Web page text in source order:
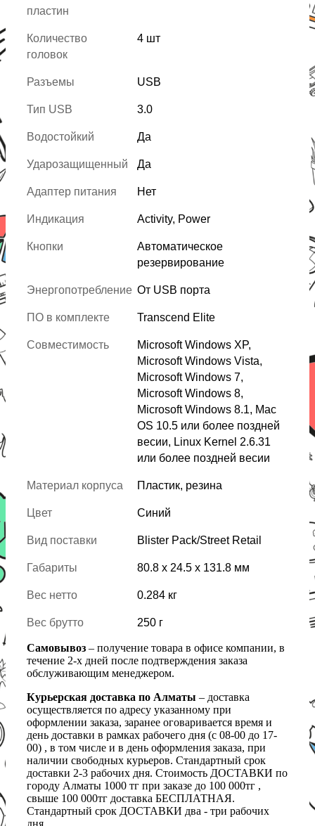
пластин
Количество
головок
4 шт
Разъемы USB
Тип USB 3.0
Водостойкий Да
Ударозащищенный Да
Адаптер питания Нет
Индикация Activity, Power
Кнопки
Автоматическое
резервирование
Энергопотребление От USB порта
ПО в комплекте Transcend Elite
Совместимость
Microsoft Windows XP,
Microsoft Windows Vista,
Microsoft Windows 7,
Microsoft Windows 8,
Microsoft Windows 8.1, Mac
OS 10.5 или более поздней
весии, Linux Kernel 2.6.31
или более поздней весии
Материал корпуса Пластик, резина
Цвет Синий
Вид поставки Blister Pack/Street Retail
Габариты 80.8 x 24.5 x 131.8 мм
Вес нетто 0.284 кг
Вес брутто 250 г
Самовывоз – получение товара в офисе компании, в
течение 2-х дней после подтверждения заказа
обслуживающим менеджером.
Курьерская доставка по Алматы – доставка
осуществляется по адресу указанному при
оформлении заказа, заранее оговаривается время и
день доставки в рамках рабочего дня (с 08-00 до 17-
00) , в том числе и в день оформления заказа, при
наличии свободных курьеров. Стандартный срок
доставки 2-3 рабочих дня. Стоимость ДОСТАВКИ по
городу Алматы 1000 тг при заказе до 100 000тг ,
свыше 100 000тг доставка БЕСПЛАТНАЯ.
Стандартный срок ДОСТАВКИ два - три рабочих